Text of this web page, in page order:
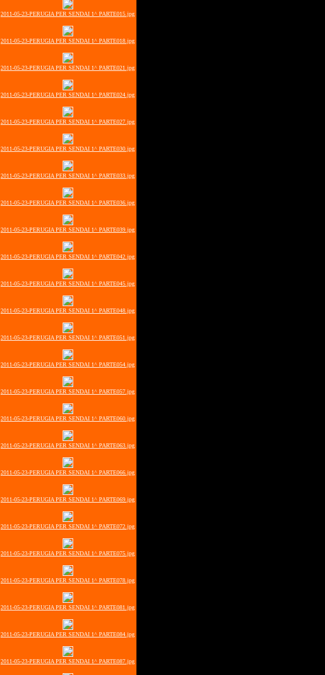
2011-05-23-PERUGIA PER SENDAI 1^ PARTE015.jpg
2011-05-23-PERUGIA PER SENDAI 1^ PARTE018.jpg
2011-05-23-PERUGIA PER SENDAI 1^ PARTE021.jpg
2011-05-23-PERUGIA PER SENDAI 1^ PARTE024.jpg
2011-05-23-PERUGIA PER SENDAI 1^ PARTE027.jpg
2011-05-23-PERUGIA PER SENDAI 1^ PARTE030.jpg
2011-05-23-PERUGIA PER SENDAI 1^ PARTE033.jpg
2011-05-23-PERUGIA PER SENDAI 1^ PARTE036.jpg
2011-05-23-PERUGIA PER SENDAI 1^ PARTE039.jpg
2011-05-23-PERUGIA PER SENDAI 1^ PARTE042.jpg
2011-05-23-PERUGIA PER SENDAI 1^ PARTE045.jpg
2011-05-23-PERUGIA PER SENDAI 1^ PARTE048.jpg
2011-05-23-PERUGIA PER SENDAI 1^ PARTE051.jpg
2011-05-23-PERUGIA PER SENDAI 1^ PARTE054.jpg
2011-05-23-PERUGIA PER SENDAI 1^ PARTE057.jpg
2011-05-23-PERUGIA PER SENDAI 1^ PARTE060.jpg
2011-05-23-PERUGIA PER SENDAI 1^ PARTE063.jpg
2011-05-23-PERUGIA PER SENDAI 1^ PARTE066.jpg
2011-05-23-PERUGIA PER SENDAI 1^ PARTE069.jpg
2011-05-23-PERUGIA PER SENDAI 1^ PARTE072.jpg
2011-05-23-PERUGIA PER SENDAI 1^ PARTE075.jpg
2011-05-23-PERUGIA PER SENDAI 1^ PARTE078.jpg
2011-05-23-PERUGIA PER SENDAI 1^ PARTE081.jpg
2011-05-23-PERUGIA PER SENDAI 1^ PARTE084.jpg
2011-05-23-PERUGIA PER SENDAI 1^ PARTE087.jpg